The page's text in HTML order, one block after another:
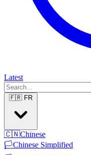
Latest
🇫🇷 FR
🇨🇳Chinese
🏳️Chinese Simplified